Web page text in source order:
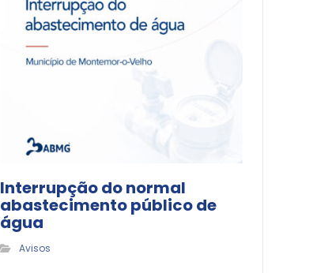
Interrupção do normal
abastecimento público de
água
Avisos